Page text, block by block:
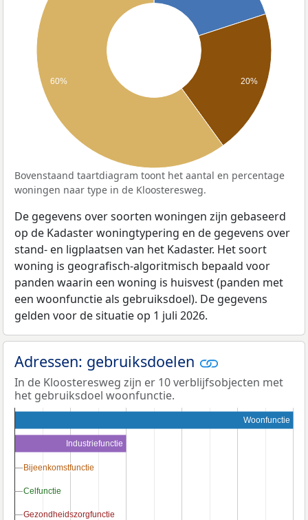
20%
60%
Bovenstaand taartdiagram toont het aantal en percentage
woningen naar type in de Kloosteresweg.
De gegevens over soorten woningen zijn gebaseerd
op de Kadaster woningtypering en de gegevens over
stand- en ligplaatsen van het Kadaster. Het soort
woning is geografisch-algoritmisch bepaald voor
panden waarin een woning is huisvest (panden met
een woonfunctie als gebruiksdoel). De gegevens
gelden voor de situatie op 1 juli 2026.
Adressen: gebruiksdoelen
In de Kloosteresweg zijn er 10 verblijfsobjecten met
het gebruiksdoel woonfunctie.
Woonfunctie
Industriefunctie
Bijeenkomstfunctie
Bijeenkomstfunctie
Celfunctie
Celfunctie
Gezondheidszorgfunctie
Gezondheidszorgfunctie